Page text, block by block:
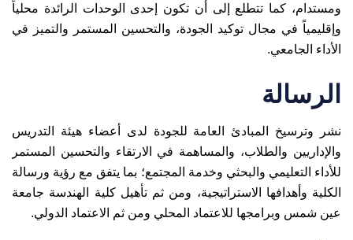
ومستدام، كما تتطلع إلى أن تكون إحدى الوحدات الرائدة محلياً
وإقليمياً في مجال توكيد الجودة، والتحسين المستمر والتميز في
الأداء الجامعي.
الرسالة
نشر وترسيخ المبادئ العامة للجودة لدى أعضاء هيئة التدريس
والإداريين والطلاب، والمساهمة في الارتقاء والتحسين المستمر
للأداء التعليمي والبحثي وخدمة المجتمع؛ بما يتفق مع رؤية ورسالة
الكلية وأهدافها الاستراتيجية، ومن ثم تأهيل كلية الهندسة جامعة
عين شمس وبرامجها للاعتماد المحلي ومن ثم الاعتماد الدولي.